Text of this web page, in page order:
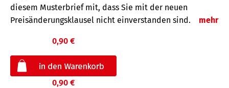
diesem Musterbrief mit, dass Sie mit der neuen
Preisänderungsklausel nicht einverstanden sind.
mehr
0,90 €
0,90 €